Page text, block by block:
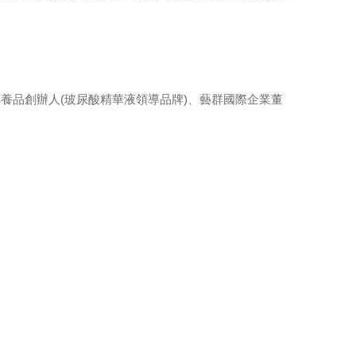
品創辦人(玻尿酸精華液領導品牌)、藝群國際企業董